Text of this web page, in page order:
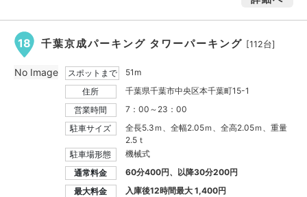
18 千葉京成パーキング タワーパーキング [112台]
スポットまで
51m
住所
千葉県千葉市中央区本千葉町15-1
営業時間
7：00～23：00
駐車サイズ
全長5.3ｍ、全幅2.05ｍ、全高2.05ｍ、重量
2.5ｔ
駐車場形態
機械式
通常料金
60分400円、以降30分200円
最大料金
入庫後12時間最大1,400円
No Image